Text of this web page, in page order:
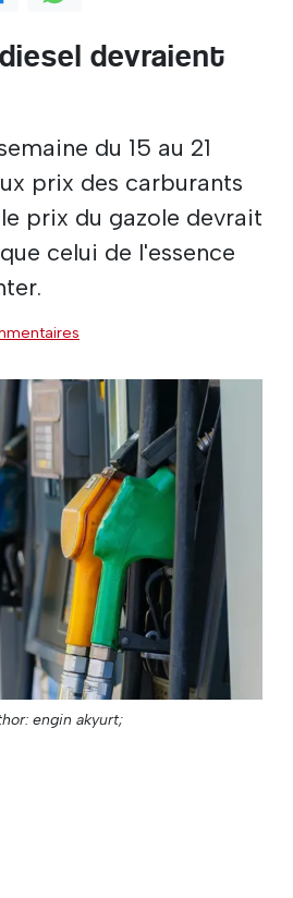
devraient
du 15 au 21
prix des carburants
prix du gazole devrait
celui de l'essence
engin akyurt;